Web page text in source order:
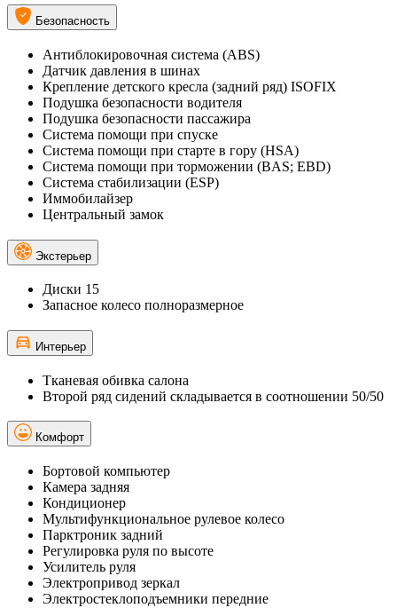
Безопасность
Антиблокировочная система (ABS)
Датчик давления в шинах
Крепление детского кресла (задний ряд) ISOFIX
Подушка безопасности водителя
Подушка безопасности пассажира
Система помощи при спуске
Система помощи при старте в гору (HSA)
Система помощи при торможении (BAS; EBD)
Система стабилизации (ESP)
Иммобилайзер
Центральный замок
Экстерьер
Диски 15
Запасное колесо полноразмерное
Интерьер
Тканевая обивка салона
Второй ряд сидений складывается в соотношении 50/50
Комфорт
Бортовой компьютер
Камера задняя
Кондиционер
Мультифункциональное рулевое колесо
Парктроник задний
Регулировка руля по высоте
Усилитель руля
Электропривод зеркал
Электростеклоподъемники передние